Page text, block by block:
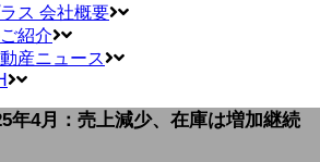
ス 会社概要
紹介
産ニュース
年4月：売上減少、在庫は増加継続